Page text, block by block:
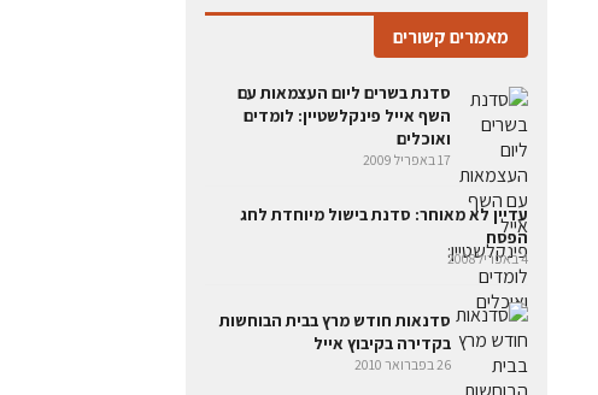
מאמרים קשורים
סדנת בשרים ליום העצמאות עם
השף אייל פינקלשטיין: לומדים
ואוכלים
17 באפריל 2009
עדיין לא מאוחר: סדנת בישול מיוחדת לחג
הפסח
4 באפריל 2008
סדנאות חודש מרץ בבית הבוחשות
בקדירה בקיבוץ אייל
26 בפברואר 2010